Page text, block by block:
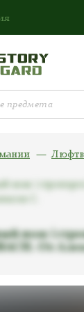
нож
От